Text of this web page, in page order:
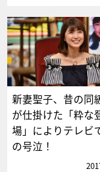
新妻聖子、昔の同
が仕掛けた「粋な
場」によりテレビ
の号泣！